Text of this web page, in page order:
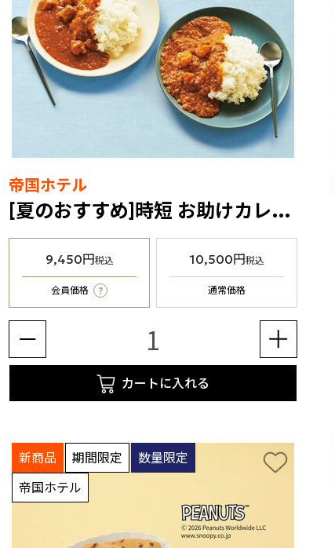
帝国ホテル
[夏のおすすめ]時短 お助けカレーセット（冷凍食品）
9,450円税込
会員価格 ?
10,500円税込
通常価格
カートに入れる
新商品 期間限定
数量限定
帝国ホテル